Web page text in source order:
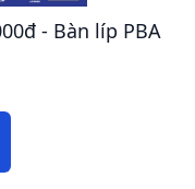
- Bàn líp PBA